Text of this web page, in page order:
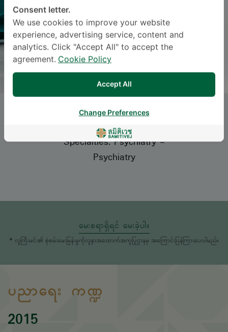
NATTAWAN EAKTHOUNGBUA
Specialties: Psychiatry-
Psychiatry
မေးစရာရှိရင် မေးခဲ့ပါ။
* လူကြီးမင်း၏ စုံစမ်းမေးမြန်းမှုကိုလူနာအထောက်အကူပြုဌာနမှ အကြောင်းပြန်ကြားပေးပါမည်။
ပညာရေး ကဏ္ဍ
2015
Consent letter.
We use cookies to improve your website
experience, advertising service, content and
analytics. Click "Accept All" to accept the
agreement. Cookie Policy
Accept All
Change Preferences